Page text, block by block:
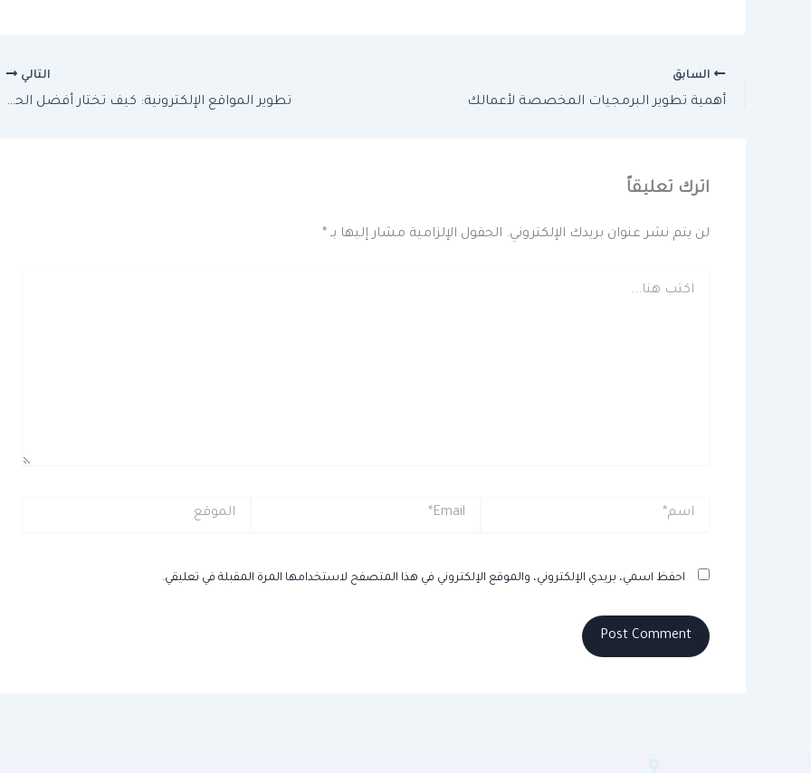
السابق
أهمية تطوير البرمجيات المخصصة لأعمالك
التالي
تطوير المواقع الإلكترونية: كيف تختار أفضل الحلول لشركتك؟
اترك تعليقاً
لن يتم نشر عنوان بريدك الإلكتروني. الحقول الإلزامية مشار إليها بـ *
هنا...
اسم* Email* الموقع
احفظ اسمي، بريدي الإلكتروني، والموقع الإلكتروني في هذا المتصفح لاستخدامها المرة المقبلة في تعليقي.